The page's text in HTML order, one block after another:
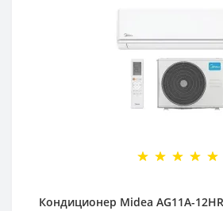
Кондиционер Midea AG11A-